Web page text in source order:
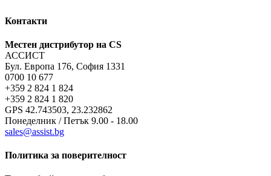
Контакти
Местен дистрибутор на CS
АССИСТ
Бул. Европа 176, София 1331
0700 10 677
+359 2 824 1 824
+359 2 824 1 820
GPS 42.743503, 23.232862
Понеделник / Петък 9.00 - 18.00
sales@assist.bg
Политика за поверителност